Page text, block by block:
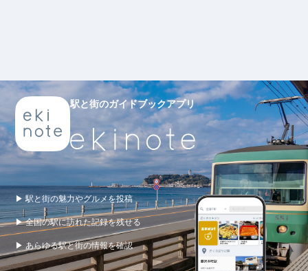
駅と街のガイドブックアプリ
▶ 駅と街の魅力やグルメを投稿
▶ 全国の駅に訪れた記録を残せる
▶ あらゆる駅と街の情報を確認